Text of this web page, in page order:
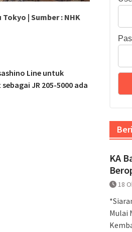
| Sumber : NHK
Line untuk
JR 205-5000 ada
KA
18
Mulai